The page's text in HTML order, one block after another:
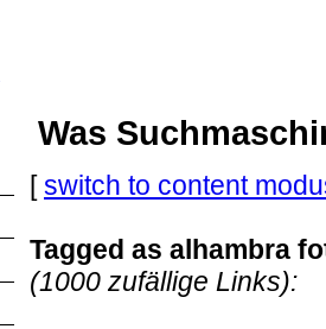
Was
[switch to content
Tagged as alhambra
(1000 zufällige Links):